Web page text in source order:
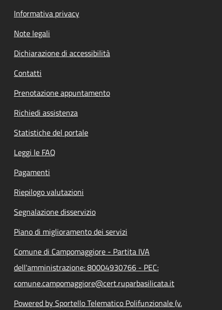
Informativa privacy
Note legali
Dichiarazione di accessibilità
Contatti
Prenotazione appuntamento
Richiedi assistenza
Statistiche del portale
Leggi le FAQ
Pagamenti
Riepilogo valutazioni
Segnalazione disservizio
Piano di miglioramento dei servizi
Comune di Campomaggiore - Partita IVA
dell'amministrazione: 80004930766 - PEC:
comune.campomaggiore@cert.ruparbasilicata.it
Powered by Sportello Telematico Polifunzionale (v.